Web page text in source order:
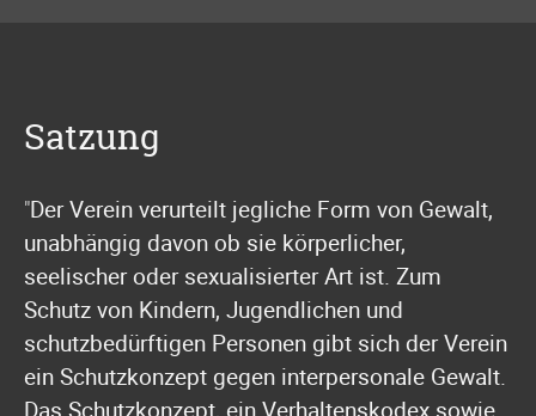
Satzung
"Der Verein verurteilt jegliche Form von Gewalt,
unabhängig davon ob sie körperlicher,
seelischer oder sexualisierter Art ist. Zum
Schutz von Kindern, Jugendlichen und
schutzbedürftigen Personen gibt sich der Verein
ein Schutzkonzept gegen interpersonale Gewalt.
Das Schutzkonzept, ein Verhaltenskodex sowie